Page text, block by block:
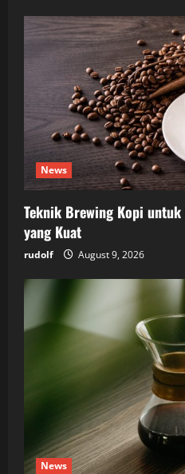
News
Teknik Brewing Kopi
yang Kuat
rudolf August 9, 2026
News